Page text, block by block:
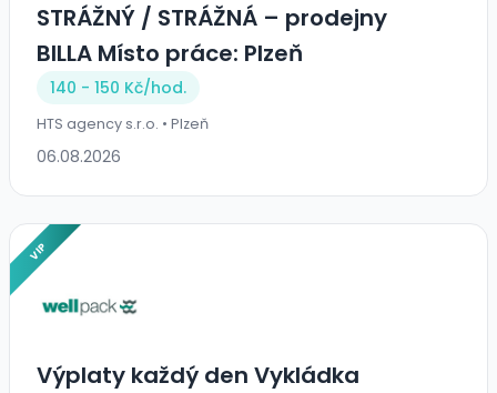
STRÁŽNÝ / STRÁŽNÁ – prodejny
BILLA Místo práce: Plzeň
140 - 150 Kč/hod.
HTS agency s.r.o. • Plzeň
06.08.2026
VIP
Výplaty každý den Vykládka